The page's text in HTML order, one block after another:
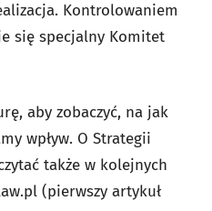
Kontrolowaniem
się specjalny Komitet
aby zobaczyć, na jak
wpływ. O Strategii
także w kolejnych
(pierwszy artykuł